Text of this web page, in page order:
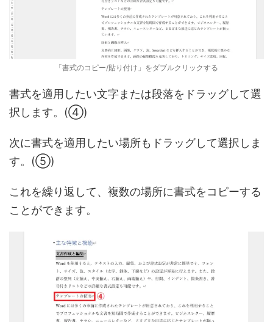
「書式のコピー/貼り付け」をダブルクリックする
書式を適用したい文字または段落をドラッグして選
択します。(④)
次に書式を適用したい場所もドラッグして選択しま
す。(⑤)
これを繰り返して、複数の場所に書式をコピーする
ことができます。